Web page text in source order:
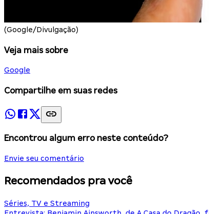
(Google/Divulgação)
Veja mais sobre
Google
Compartilhe em suas redes
Encontrou algum erro neste conteúdo?
Envie seu comentário
Recomendados pra você
Séries, TV e Streaming